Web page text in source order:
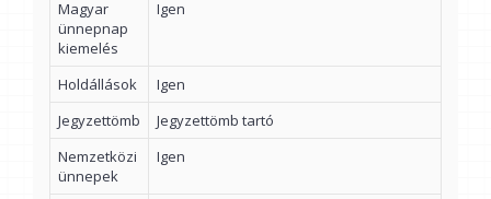
Magyar
ünnepnap
kiemelés
Igen
Holdállások
Igen
Jegyzettömb
Jegyzettömb tartó
Nemzetközi
ünnepek
Igen